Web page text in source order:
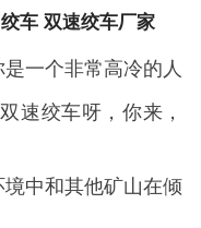
车 双速绞车厂家
一个非常高冷的人
速绞车呀，你来，
中和其他矿山在倾